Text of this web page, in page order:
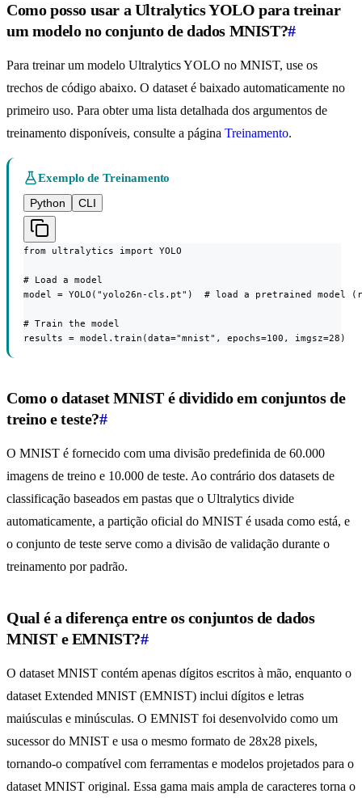
Como posso usar a Ultralytics YOLO para treinar
um modelo no conjunto de dados MNIST?#
Para treinar um modelo Ultralytics YOLO no MNIST, use os
trechos de código abaixo. O dataset é baixado automaticamente no
primeiro uso. Para obter uma lista detalhada dos argumentos de
treinamento disponíveis, consulte a página Treinamento.
Exemplo de Treinamento
Python
CLI
from ultralytics import YOLO
# Load a model
model = YOLO("yolo26n-cls.pt")  # load a pretrained model
# Train the model
results = model.train(data="mnist", epochs=100, imgsz=28)
Como o dataset MNIST é dividido em conjuntos de
treino e teste?#
O MNIST é fornecido com uma divisão predefinida de 60.000
imagens de treino e 10.000 de teste. Ao contrário dos datasets de
classificação baseados em pastas que o Ultralytics divide
automaticamente, a partição oficial do MNIST é usada como está, e
o conjunto de teste serve como a divisão de validação durante o
treinamento por padrão.
Qual é a diferença entre os conjuntos de dados
MNIST e EMNIST?#
O dataset MNIST contém apenas dígitos escritos à mão, enquanto o
dataset Extended MNIST (EMNIST) inclui dígitos e letras
maiúsculas e minúsculas. O EMNIST foi desenvolvido como um
sucessor do MNIST e usa o mesmo formato de 28x28 pixels,
tornando-o compatível com ferramentas e modelos projetados para o
dataset MNIST original. Essa gama mais ampla de caracteres torna o